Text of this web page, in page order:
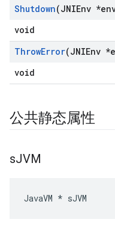
Shutdown(JNIEnv
void
ThrowError(JNIEnv
void
公共静态属性
sJVM
JavaVM * sJVM